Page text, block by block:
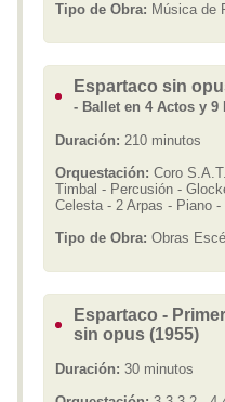
Tipo de Obra: Música de
Espartaco sin
- Ballet en 4 Actos y 9
Duración: 210 minutos
Orquestación: Coro
Timbal - Percusión -
Celesta - 2 Arpas - Piano -
Tipo de Obra: Obras
Espartaco -
sin opus (1955)
Duración: 30 minutos